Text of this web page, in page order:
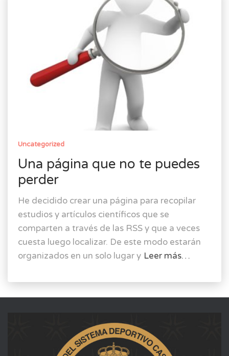
Uncategorized
Una página que no te puedes
perder
He decidido crear una página para recopilar
estudios y artículos científicos que se
comparten a través de las RSS y que a veces
cuesta luego localizar. De este modo estarán
organizados en un solo lugar y Leer más…